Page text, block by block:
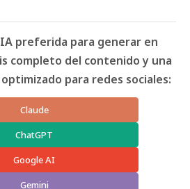
preferida para generar en
completo del contenido y una
para redes sociales:
Claude
ChatGPT
Google AI
Gemini